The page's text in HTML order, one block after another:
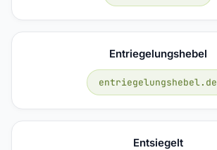
Entriegelungshebel
entriegelungshebel.de
Entsiegelt